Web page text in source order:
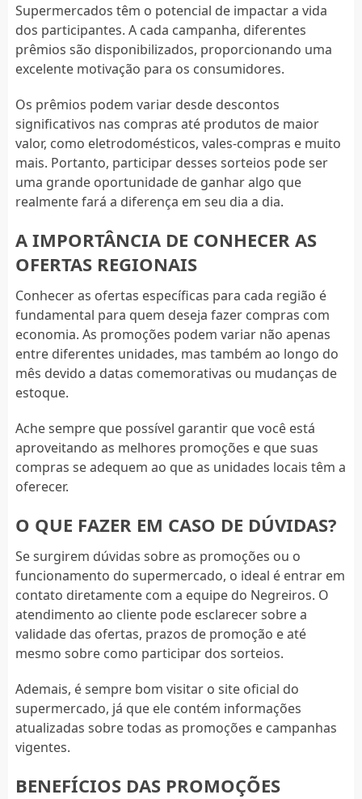
Supermercados têm o potencial de impactar a vida
dos participantes. A cada campanha, diferentes
prêmios são disponibilizados, proporcionando uma
excelente motivação para os consumidores.
Os prêmios podem variar desde descontos
significativos nas compras até produtos de maior
valor, como eletrodomésticos, vales-compras e muito
mais. Portanto, participar desses sorteios pode ser
uma grande oportunidade de ganhar algo que
realmente fará a diferença em seu dia a dia.
A IMPORTÂNCIA DE CONHECER AS
OFERTAS REGIONAIS
Conhecer as ofertas específicas para cada região é
fundamental para quem deseja fazer compras com
economia. As promoções podem variar não apenas
entre diferentes unidades, mas também ao longo do
mês devido a datas comemorativas ou mudanças de
estoque.
Ache sempre que possível garantir que você está
aproveitando as melhores promoções e que suas
compras se adequem ao que as unidades locais têm a
oferecer.
O QUE FAZER EM CASO DE DÚVIDAS?
Se surgirem dúvidas sobre as promoções ou o
funcionamento do supermercado, o ideal é entrar em
contato diretamente com a equipe do Negreiros. O
atendimento ao cliente pode esclarecer sobre a
validade das ofertas, prazos de promoção e até
mesmo sobre como participar dos sorteios.
Ademais, é sempre bom visitar o site oficial do
supermercado, já que ele contém informações
atualizadas sobre todas as promoções e campanhas
vigentes.
BENEFÍCIOS DAS PROMOÇÕES